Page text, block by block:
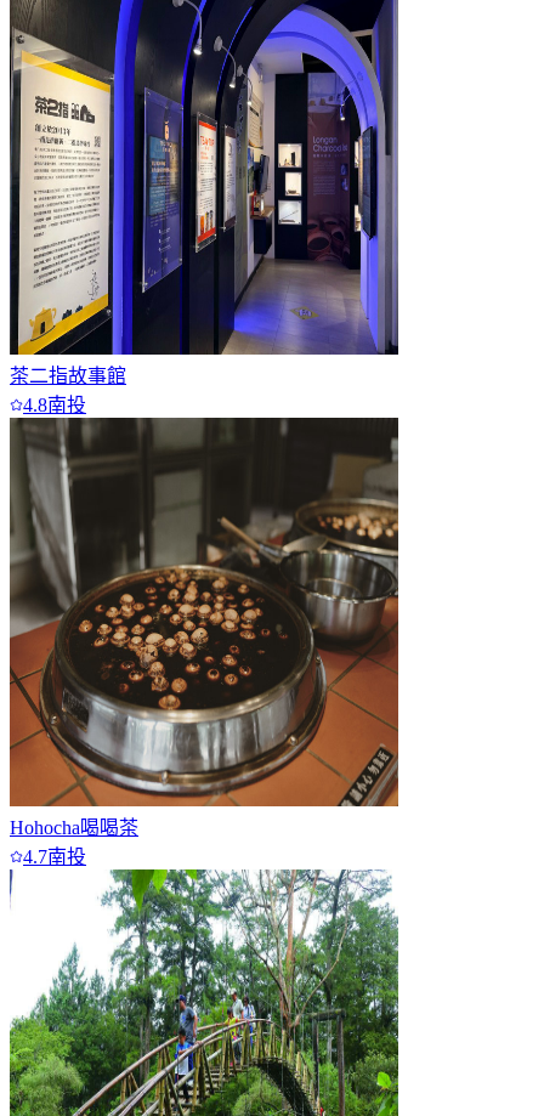
5
6
7+
茶二指故事館
4.8南投
Hohocha喝喝茶
4.7南投